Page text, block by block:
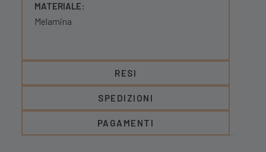
MATERIALE:
Melamina
RESI
SPEDIZIONI
PAGAMENTI